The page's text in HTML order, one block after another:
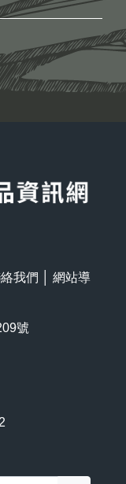
我們
網站導
號